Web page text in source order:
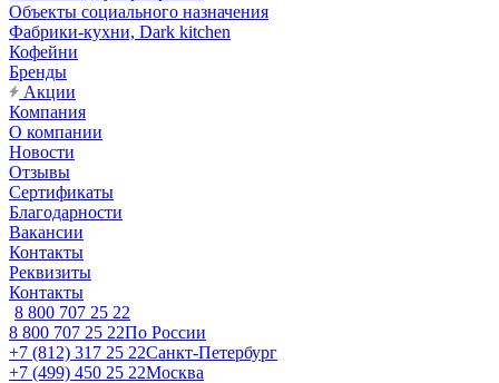
Объекты социального назначения
Фабрики-кухни, Dark kitchen
Кофейни
Бренды
Акции
Компания
О компании
Новости
Отзывы
Сертификаты
Благодарности
Вакансии
Контакты
Реквизиты
Контакты
8 800 707 25 22
8 800 707 25 22По России
+7 (812) 317 25 22Санкт-Петербург
+7 (499) 450 25 22Москва